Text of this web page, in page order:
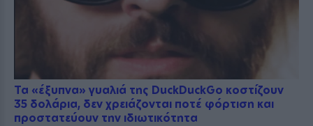
Τα «έξυπνα» γυαλιά της DuckDuckGo κοστίζουν
35 δολάρια, δεν χρειάζονται ποτέ φόρτιση και
προστατεύουν την ιδιωτικότητα